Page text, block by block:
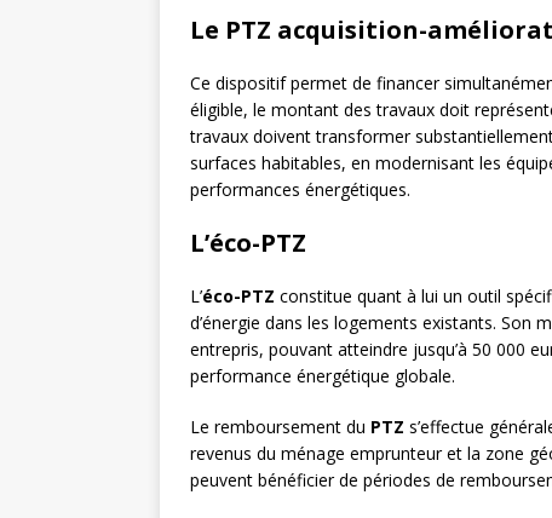
Le PTZ acquisition-
Ce dispositif permet de financer
éligible, le montant des travaux doit
travaux doivent transformer
surfaces habitables, en modernisant les
performances énergétiques.
L’éco-PTZ
L’éco-PTZ constitue quant à lui un outil
d’énergie dans les logements existants. Son
entrepris, pouvant atteindre jusqu’à 50 000
performance énergétique globale.
Le remboursement du PTZ s’effectue
revenus du ménage emprunteur et la zone
peuvent bénéficier de périodes de